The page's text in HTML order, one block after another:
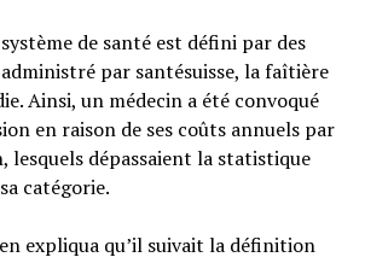
de santé est défini par des
par santésuisse, la faîtière
Ainsi, un médecin a été convoqué
en raison de ses coûts annuels par
lesquels dépassaient la statistique
catégorie.
expliqua qu’il suivait la définition